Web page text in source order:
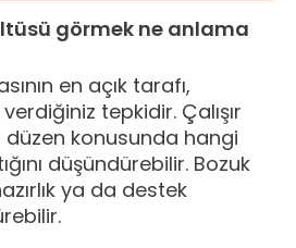
görmek ne anlama
en açık tarafı,
tepkidir. Çalışır
konusunda hangi
düşündürebilir. Bozuk
ya da destek